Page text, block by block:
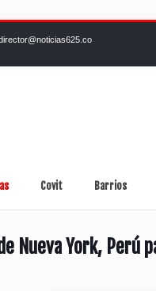
Covit Barrios
Nueva York, Perú